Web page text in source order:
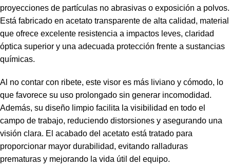
proyecciones de partículas no abrasivas o exposición a polvos.
Está fabricado en acetato transparente de alta calidad, material
que ofrece excelente resistencia a impactos leves, claridad
óptica superior y una adecuada protección frente a sustancias
químicas.
Al no contar con ribete, este visor es más liviano y cómodo, lo
que favorece su uso prolongado sin generar incomodidad.
Además, su diseño limpio facilita la visibilidad en todo el
campo de trabajo, reduciendo distorsiones y asegurando una
visión clara. El acabado del acetato está tratado para
proporcionar mayor durabilidad, evitando ralladuras
prematuras y mejorando la vida útil del equipo.